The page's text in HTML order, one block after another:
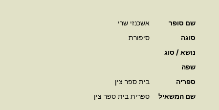
שם סופר
אשכנזי שרי
סוגה
סיפורת
נושא / סוג
שפה
ספריה
בית ספר צין
שם המשאיל
ספרית בית ספר צין